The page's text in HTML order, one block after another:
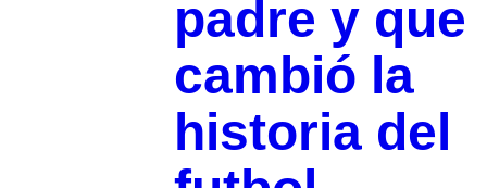
padre y que
cambió la
historia del